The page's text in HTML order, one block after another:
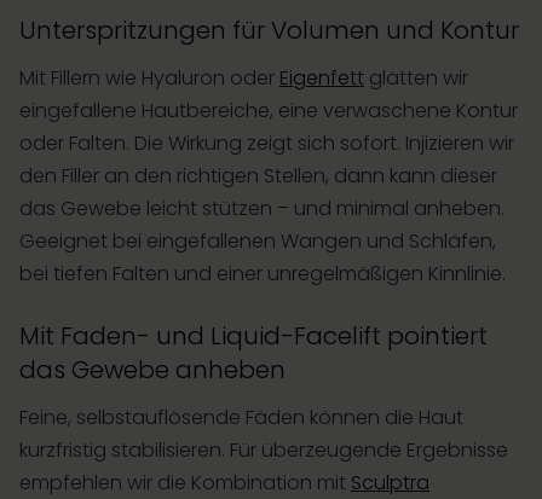
Unterspritzungen für Volumen und Kontur
Mit Fillern wie Hyaluron oder Eigenfett glätten wir
eingefallene Hautbereiche, eine verwaschene Kontur
oder Falten. Die Wirkung zeigt sich sofort. Injizieren wir
den Filler an den richtigen Stellen, dann kann dieser
das Gewebe leicht stützen – und minimal anheben.
Geeignet bei eingefallenen Wangen und Schläfen,
bei tiefen Falten und einer unregelmäßigen Kinnlinie.
Mit Faden- und Liquid-Facelift pointiert
das Gewebe anheben
Feine, selbstauflösende Fäden können die Haut
kurzfristig stabilisieren. Für überzeugende Ergebnisse
empfehlen wir die Kombination mit Sculptra